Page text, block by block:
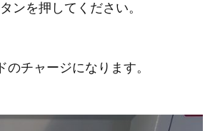
ンを押してください。
のチャージになります。